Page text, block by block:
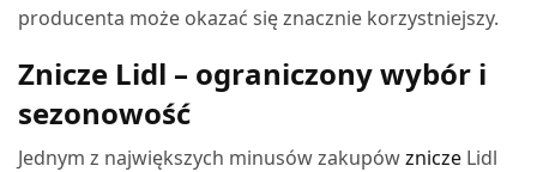
producenta może okazać się znacznie korzystniejszy.
Znicze Lidl – ograniczony wybór i
sezonowość
Jednym z największych minusów zakupówznicze Lidl